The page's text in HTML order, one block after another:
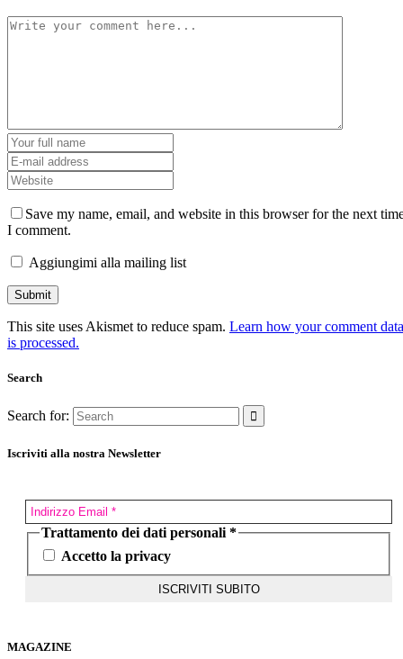
Save my name, email, and website in this browser for the next
I comment.
Aggiungimi alla mailing list
This site uses Akismet to reduce spam. Learn how your comment data
is processed.
Search
Search for:
Iscriviti alla nostra Newsletter
Trattamento dei dati personali *
Accetto la privacy
MAGAZINE